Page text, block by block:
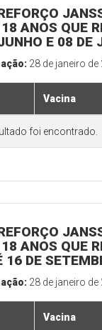
ANOS QUE
E 08 DE
28 de janeiro de
Vacina
foi encontrado.
ANOS QUE
16 DE
28 de janeiro de
Vacina